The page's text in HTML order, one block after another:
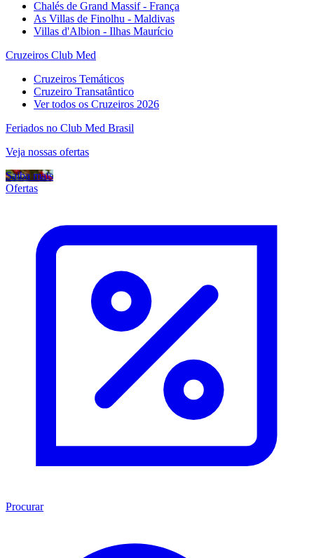
Chalés de Grand Massif - França
As Villas de Finolhu - Maldivas
Villas d'Albion - Ilhas Maurício
Cruzeiros Club Med
Cruzeiros Temáticos
Cruzeiro Transatântico
Ver todos os Cruzeiros 2026
Feriados no Club Med Brasil
Veja nossas ofertas
Saiba mais
Ofertas
Procurar